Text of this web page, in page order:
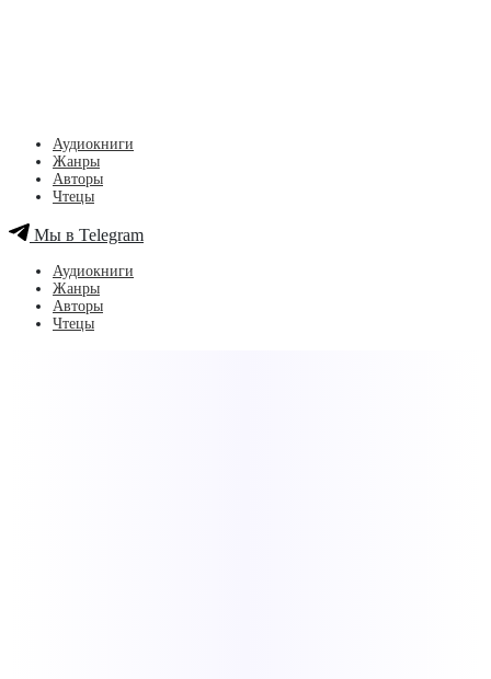
Аудиокниги
Жанры
Авторы
Чтецы
Мы в Telegram
Аудиокниги
Жанры
Авторы
Чтецы